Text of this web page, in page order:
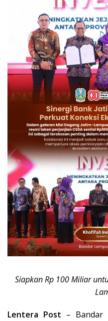
Siapkan Rp 100 Miliar
Lentera Post – Bandar